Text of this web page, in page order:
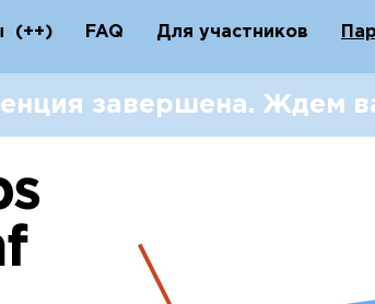
(++) FAQ Для участников
завершена. Ждем